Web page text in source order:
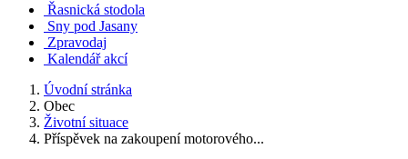
Řasnická stodola
Sny pod Jasany
Zpravodaj
Kalendář akcí
Úvodní stránka
Obec
Životní situace
Příspěvek na zakoupení motorového...